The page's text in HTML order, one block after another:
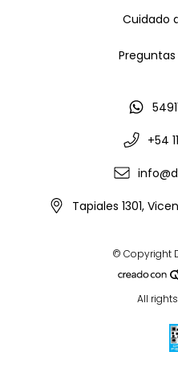
Cuidado
+54
Tapiales 1301,
© Copyright
All